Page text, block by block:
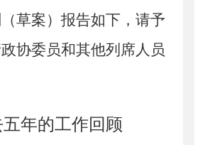
草案）报告如下，请予
协委员和其他列席人员
年的工作回顾